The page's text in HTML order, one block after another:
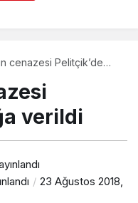
cenazesi Pelitçik’de
verildi
23 Ağustos 2018,